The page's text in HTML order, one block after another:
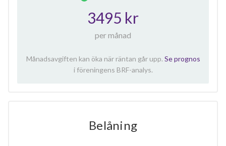
3495 kr
per månad
Månadsavgiften kan öka när räntan går upp. Se prognos
i föreningens BRF-analys.
Belåning